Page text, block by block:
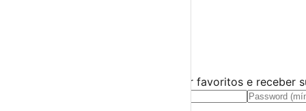
Cria uma conta gratuita para guardar favoritos e receber